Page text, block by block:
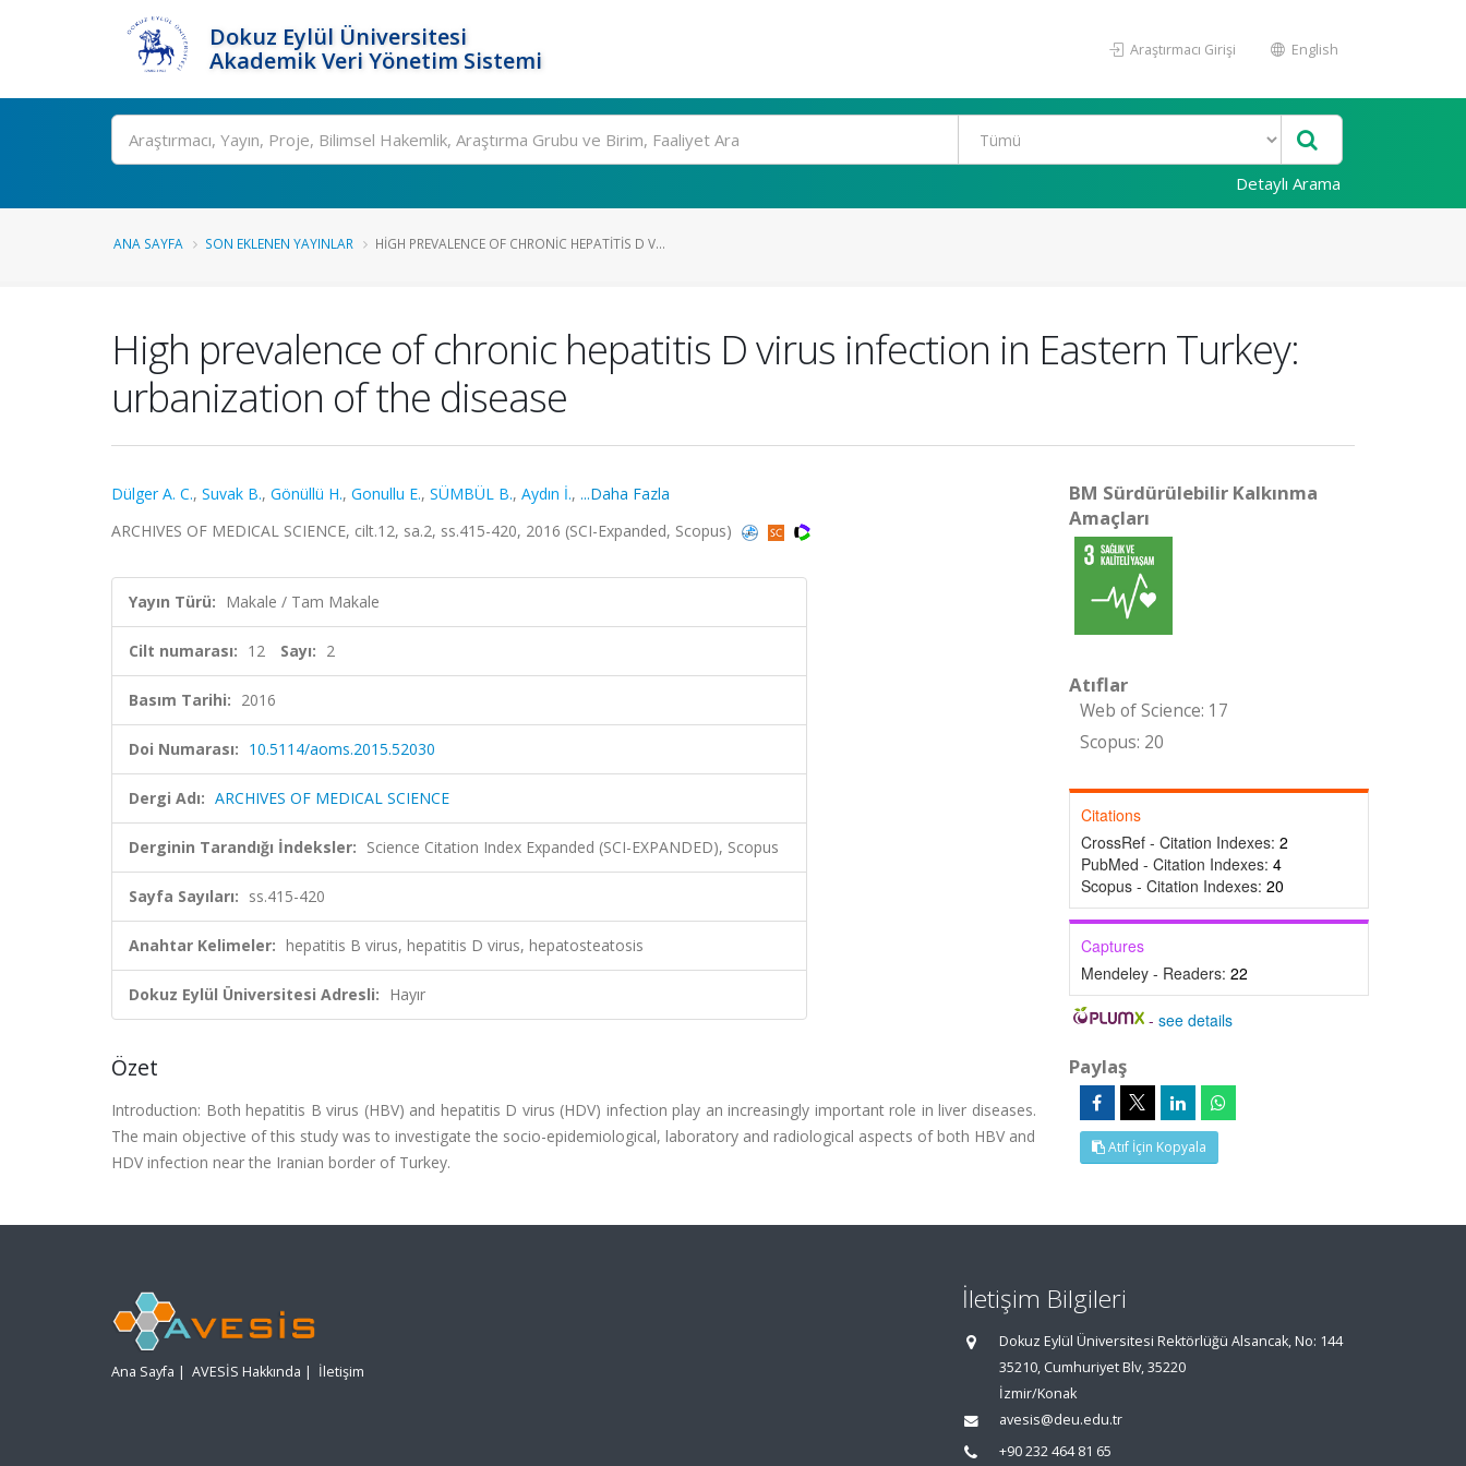
Dokuz Eylül Üniversitesi
Akademik Veri Yönetim Sistemi
Araştırmacı Girişi English
Ara
Detaylı Arama
ANA SAYFA SON EKLENEN YAYINLAR HIGH PREVALENCE OF CHRONIC HEPATITIS D V...
High prevalence of chronic hepatitis D virus infection in Eastern Turkey:
urbanization of the disease
Dülger A. C., Suvak B., Gönüllü H., Gonullu E., SÜMBÜL B., Aydın İ., ...Daha Fazla
ARCHIVES OF MEDICAL SCIENCE, cilt.12, sa.2, ss.415-420, 2016 (SCI-Expanded, Scopus)
Yayın Türü: Makale / Tam Makale
Cilt numarası: 12 Sayı: 2
Basım Tarihi: 2016
Doi Numarası: 10.5114/aoms.2015.52030
Dergi Adı: ARCHIVES OF MEDICAL SCIENCE
Derginin Tarandığı İndeksler: Science Citation Index Expanded (SCI-EXPANDED), Scopus
Sayfa Sayıları: ss.415-420
Anahtar Kelimeler: hepatitis B virus, hepatitis D virus, hepatosteatosis
Dokuz Eylül Üniversitesi Adresli: Hayır
Özet
Introduction: Both hepatitis B virus (HBV) and hepatitis D virus (HDV) infection play an increasingly important role in liver diseases.
The main objective of this study was to investigate the socio-epidemiological, laboratory and radiological aspects of both HBV and
HDV infection near the Iranian border of Turkey.
BM Sürdürülebilir Kalkınma
Amaçları
Atıflar
Web of Science: 17
Scopus: 20
Citations
CrossRef - Citation Indexes: 2
PubMed - Citation Indexes: 4
Scopus - Citation Indexes: 20
Captures
Mendeley - Readers: 22
-see details
Paylaş
Atıf İçin Kopyala
Ana Sayfa | AVESİS Hakkında | İletişim
İletişim Bilgileri
Dokuz Eylül Üniversitesi Rektörlüğü Alsancak, No: 144
35210, Cumhuriyet Blv, 35220
İzmir/Konak
avesis@deu.edu.tr
+90 232 464 81 65